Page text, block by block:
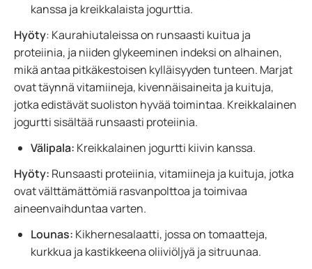
kanssa ja kreikkalaista jogurttia.
Hyöty: Kaurahiutaleissa on runsaasti kuitua ja
proteiinia, ja niiden glykeeminen indeksi on alhainen,
mikä antaa pitkäkestoisen kylläisyyden tunteen. Marjat
ovat täynnä vitamiineja, kivennäisaineita ja kuituja,
jotka edistävät suoliston hyvää toimintaa. Kreikkalainen
jogurtti sisältää runsaasti proteiinia.
Välipala: Kreikkalainen jogurtti kiivin kanssa.
Hyöty: Runsaasti proteiinia, vitamiineja ja kuituja, jotka
ovat välttämättömiä rasvanpolttoa ja toimivaa
aineenvaihduntaa varten.
Lounas: Kikhernesalaatti, jossa on tomaatteja,
kurkkua ja kastikkeena oliiviöljyä ja sitruunaa.